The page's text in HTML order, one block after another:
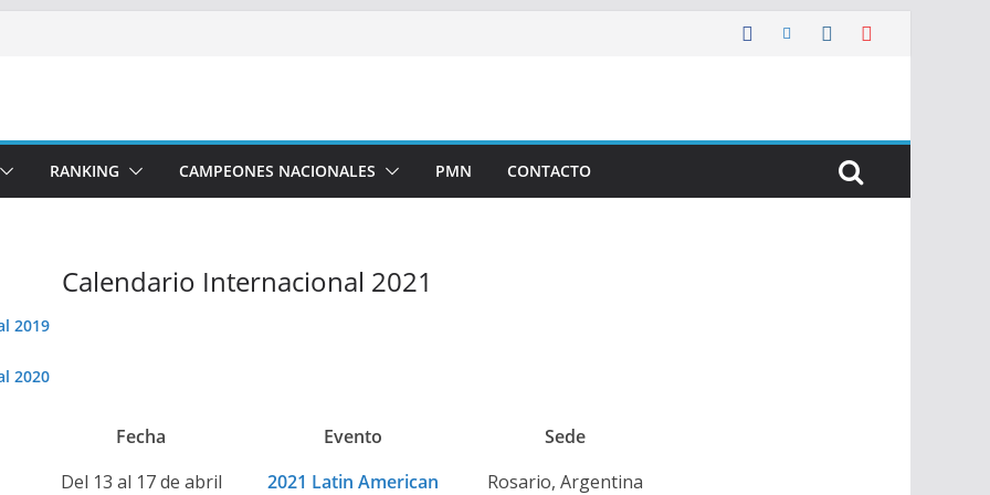
RANKING CAMPEONES NACIONALES PMN CONTACTO
Calendario Internacional 2021
2019
2020
Fecha Evento
Sede
Del 13 al 17 de abril
2021 Latin American Rosario, Argentina